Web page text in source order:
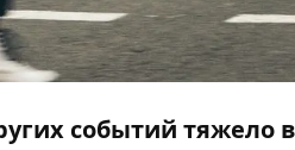
событий тяжело